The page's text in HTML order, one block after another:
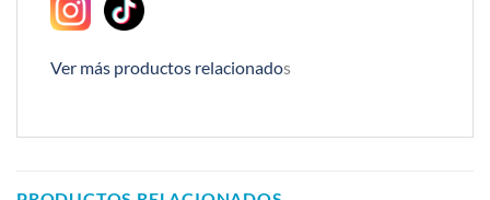
Ver más productos relacionados